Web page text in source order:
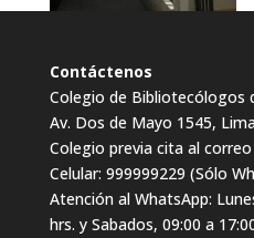
Contáctenos
Colegio de Bibliotecólogos
Av. Dos de Mayo 1545,
Colegio previa cita al
Celular: 999999229 (Sólo
Atención al WhatsApp:
hrs. y Sabados, 09:00 a